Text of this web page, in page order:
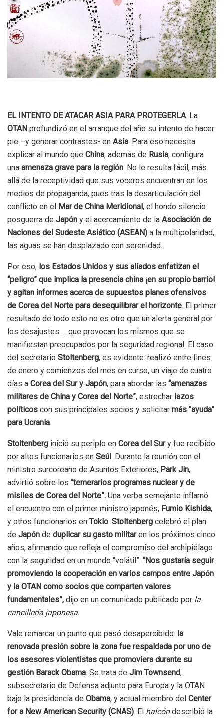
EL INTENTO DE ATACAR ASIA PARA PROTEGERLA. La
OTAN profundizó en el arranque del año su intento de hacer
pie –y generar contrastes- en Asia. Para eso necesita
explicar al mundo que China, además de Rusia, configura
una amenaza grave para la región. No le resulta fácil, más
allá de la receptividad que sus voceros encuentran en los
medios de propaganda, pues tras la desarticulación del
conflicto en el Mar de China Meridional, el hondo silencio
posguerra de Japón y el acercamiento de la Asociación de
Naciones del Sudeste Asiático (ASEAN) a la multipolaridad,
las aguas se han desplazado con serenidad.
Por eso, los Estados Unidos y sus aliados enfatizan el
“peligro” que implica la presencia china ¡en su propio barrio!
y agitan informes acerca de supuestos planes ofensivos
de Corea del Norte para desequilibrar el horizonte. El primer
resultado de todo esto no es otro que un alerta general por
los desajustes … que provocan los mismos que se
manifiestan preocupados por la seguridad regional. El caso
del secretario Stoltenberg, es evidente: realizó entre fines
de enero y comienzos del mes en curso, un viaje de cuatro
días a Corea del Sur y Japón, para abordar las “amenazas
militares de China y Corea del Norte”, estrechar lazos
políticos con sus principales socios y solicitar más “ayuda”
para Ucrania.
Stoltenberg inició su periplo en Corea del Sury fue recibido
por altos funcionarios en Seúl. Durante la reunión con el
ministro surcoreano de Asuntos Exteriores, Park Jin,
advirtió sobre los “temerarios programas nuclear y de
misiles de Corea del Norte”. Una verba semejante inflamó
el encuentro con el primer ministro japonés, Fumio Kishida,
y otros funcionarios en Tokio. Stoltenberg celebró el plan
de Japón de duplicar su gasto militaren los próximos cinco
años, afirmando que refleja el compromiso del archipiélago
con la seguridad en un mundo “volátil”. “Nos gustaría seguir
promoviendo la cooperación en varios campos entre Japón
y la OTAN como socios que comparten valores
fundamentales”, dijo en un comunicado publicado por la
cancillería japonesa.
Vale remarcar un punto que pasó desapercibido: la
renovada presión sobre la zona fue respaldada por uno de
los asesores violentistas que promoviera durante su
gestión Barack Obama. Se trata de Jim Townsend,
subsecretario de Defensa adjunto para Europa y la OTAN
bajo la presidencia de Obama, y actual miembro del Center
for a New American Security (CNAS). El halcóndescribió la